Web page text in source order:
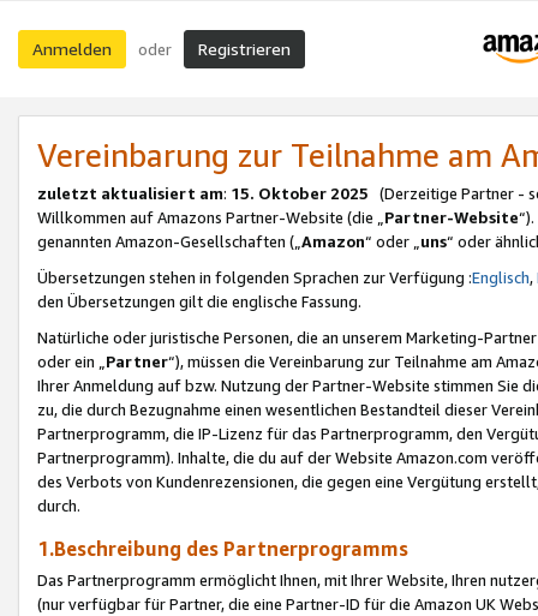
Anmelden oder Registrieren
Vereinbarung zur Teilnahme am
zuletzt aktualisiert am: 15. Oktober 2025 (Derzeitige Partner -
Willkommen auf Amazons Partner-Website (die „Partner-Website
genannten Amazon-Gesellschaften („Amazon“ oder „uns“ oder
Übersetzungen stehen in folgenden Sprachen zur Verfügung :Englisch,
den Übersetzungen gilt die englische Fassung.
Natürliche oder juristische Personen, die an unserem Marketing-
oder ein „Partner“), müssen die Vereinbarung zur Teilnahme am
Ihrer Anmeldung auf bzw. Nutzung der Partner-Website stimmen Sie
zu, die durch Bezugnahme einen wesentlichen Bestandteil dieser
Partnerprogramm, die IP-Lizenz für das Partnerprogramm, den
Partnerprogramm). Inhalte, die du auf der Website Amazon.com
des Verbots von Kundenrezensionen, die gegen eine Vergütung
durch.
1.Beschreibung des Partnerprogramms
Das Partnerprogramm ermöglicht Ihnen, mit Ihrer Website, Ihren
(nur verfügbar für Partner, die eine Partner-ID für die Amazon UK